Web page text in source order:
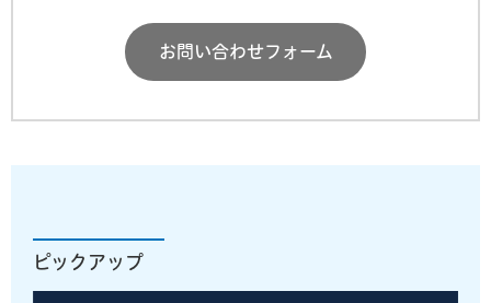
お問い合わせフォーム
ピックアップ